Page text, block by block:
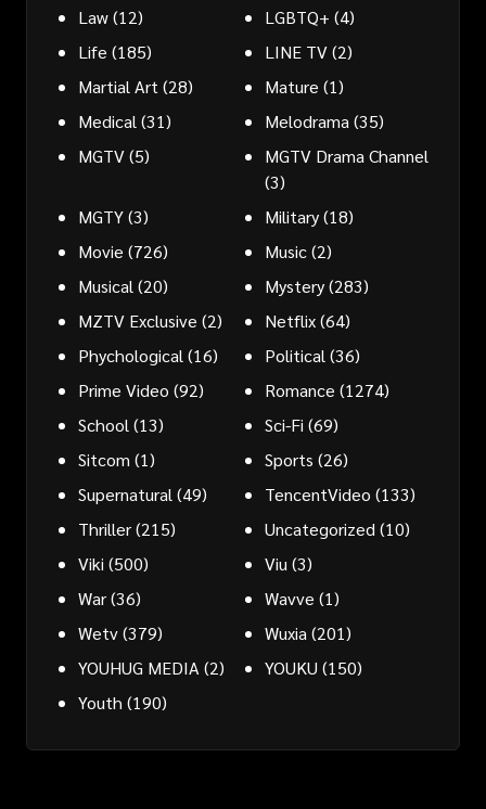
Law(12) LGBTQ+ (4)
Life (185) LINE TV(2)
Martial Art (28) Mature (1)
Medical (31) Melodrama (35)
MGTV(5)
MGTV Drama Channel
(3)
MGTY(3) Military(18)
Movie (726) Music(2)
Musical (20) Mystery(283)
MZTV Exclusive (2) Netflix(64)
Phychological (16) Political (36)
Prime Video (92) Romance (1274)
School (13) Sci-Fi (69)
Sitcom (1) Sports (26)
Supernatural (49) TencentVideo (133)
Thriller(215) Uncategorized (10)
Viki (500) Viu (3)
War(36) Wavve (1)
Wetv(379) Wuxia (201)
YOUHUG MEDIA (2) YOUKU (150)
Youth (190)